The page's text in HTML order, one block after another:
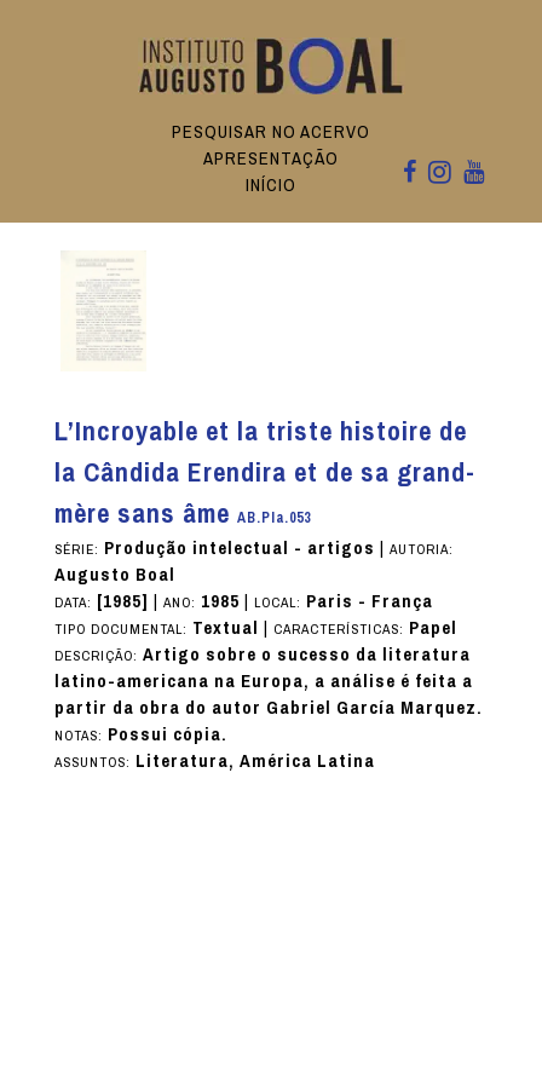
PESQUISAR NO ACERVO
APRESENTAÇÃO
INÍCIO
L’Incroyable et la triste histoire de
la Cândida Erendira et de sa grand-
mère sans âme AB.PIa.053
SÉRIE: Produção intelectual - artigos | AUTORIA:
Augusto Boal
DATA: [1985] | ANO: 1985| LOCAL: Paris - França
TIPO DOCUMENTAL: Textual | CARACTERÍSTICAS: Papel
DESCRIÇÃO: Artigo sobre o sucesso da literatura
latino-americana na Europa, a análise é feita a
partir da obra do autor Gabriel García Marquez.
NOTAS: Possui cópia.
ASSUNTOS: Literatura, América Latina